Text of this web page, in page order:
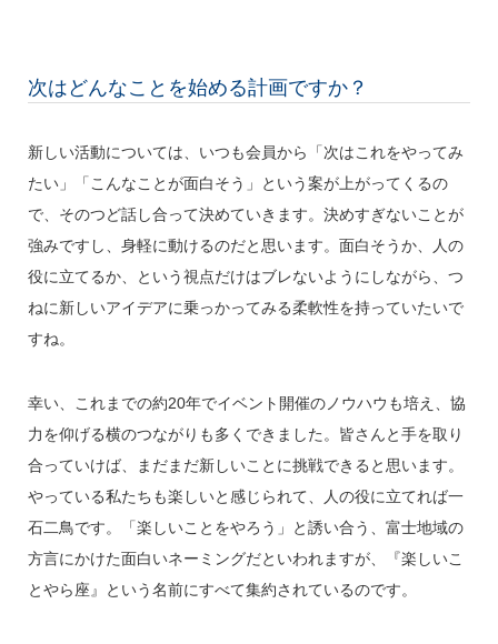
次はどんなことを始める計画ですか？
新しい活動については、いつも会員から「次はこれをやってみ
たい」「こんなことが面白そう」という案が上がってくるの
で、そのつど話し合って決めていきます。決めすぎないことが
強みですし、身軽に動けるのだと思います。面白そうか、人の
役に立てるか、という視点だけはブレないようにしながら、つ
ねに新しいアイデアに乗っかってみる柔軟性を持っていたいで
すね。
幸い、これまでの約20年でイベント開催のノウハウも培え、協
力を仰げる横のつながりも多くできました。皆さんと手を取り
合っていけば、まだまだ新しいことに挑戦できると思います。
やっている私たちも楽しいと感じられて、人の役に立てれば一
石二鳥です。「楽しいことをやろう」と誘い合う、富士地域の
方言にかけた面白いネーミングだといわれますが、『楽しいこ
とやら座』という名前にすべて集約されているのです。